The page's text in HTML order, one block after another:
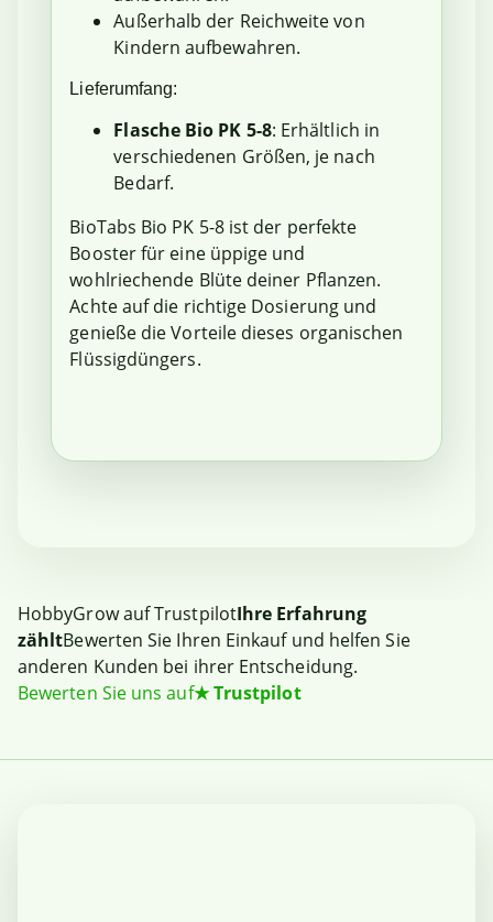
Außerhalb der Reichweite von
Kindern aufbewahren.
Lieferumfang:
Flasche Bio PK 5-8: Erhältlich in
verschiedenen Größen, je nach
Bedarf.
BioTabs Bio PK 5-8 ist der perfekte
Booster für eine üppige und
wohlriechende Blüte deiner Pflanzen.
Achte auf die richtige Dosierung und
genieße die Vorteile dieses organischen
Flüssigdüngers.
HobbyGrow auf TrustpilotIhre Erfahrung
zähltBewerten Sie Ihren Einkauf und helfen Sie
anderen Kunden bei ihrer Entscheidung.
Bewerten Sie uns auf★Trustpilot